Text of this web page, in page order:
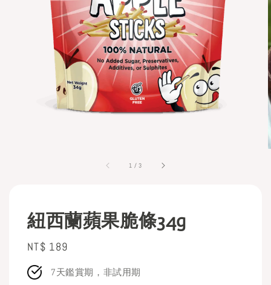
1 /3
紐西蘭蘋果脆條34g
Regular
price
NT$ 189
7天鑑賞期，非試用期